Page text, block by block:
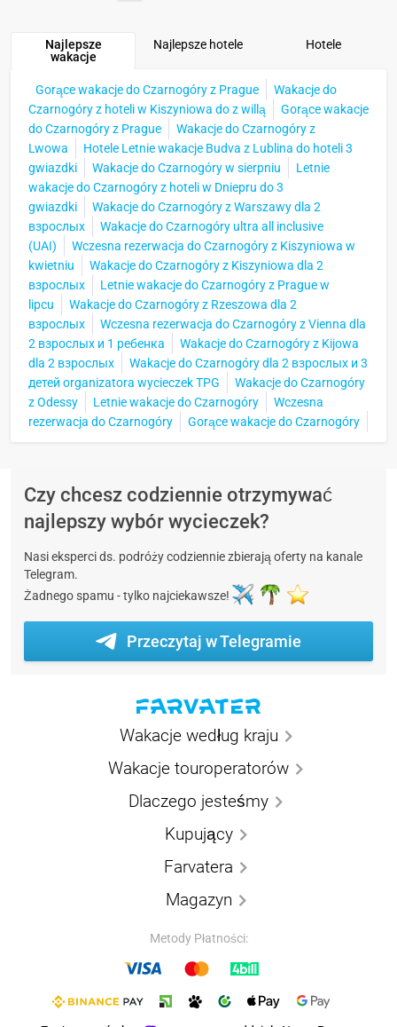
Najlepsze
wakacje
Najlepsze hotele Hotele
Gorące wakacje do Czarnogóry z Prague
Wakacje do
Czarnogóry z hoteli w Kiszyniowa do z willą
Gorące wakacje
do Czarnogóry z Prague
Wakacje do Czarnogóry z
Lwowa
Hotele Letnie wakacje Budva z Lublina do hoteli 3
gwiazdki
Wakacje do Czarnogóry w sierpniu
Letnie
wakacje do Czarnogóry z hoteli w Dniepru do 3
gwiazdki
Wakacje do Czarnogóry z Warszawy dla 2
взрослых
Wakacje do Czarnogóry ultra all inclusive
(UAI)
Wczesna rezerwacja do Czarnogóry z Kiszyniowa w
kwietniu
Wakacje do Czarnogóry z Kiszyniowa dla 2
взрослых
Letnie wakacje do Czarnogóry z Prague w
lipcu
Wakacje do Czarnogóry z Rzeszowa dla 2
взрослых
Wczesna rezerwacja do Czarnogóry z Vienna dla
2 взрослых и 1 ребенка
Wakacje do Czarnogóry z Kijowa
dla 2 взрослых
Wakacje do Czarnogóry dla 2 взрослых и 3
детей organizatora wycieczek TPG
Wakacje do Czarnogóry
z Odessy
Letnie wakacje do Czarnogóry
Wczesna
rezerwacja do Czarnogóry
Gorące wakacje do Czarnogóry
Czy chcesz codziennie otrzymywać
najlepszy wybór wycieczek?
Nasi eksperci ds. podróży codziennie zbierają oferty na kanale
Telegram.
Żadnego spamu - tylko najciekawsze!
Przeczytaj w Telegramie
Wakacje według kraju
Wakacje touroperatorów
Dlaczego jesteśmy
Kupujący
Farvatera
Magazyn
Metody Płatności: